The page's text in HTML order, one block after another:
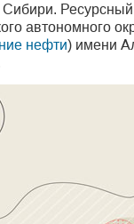
автономного
нефти) имени